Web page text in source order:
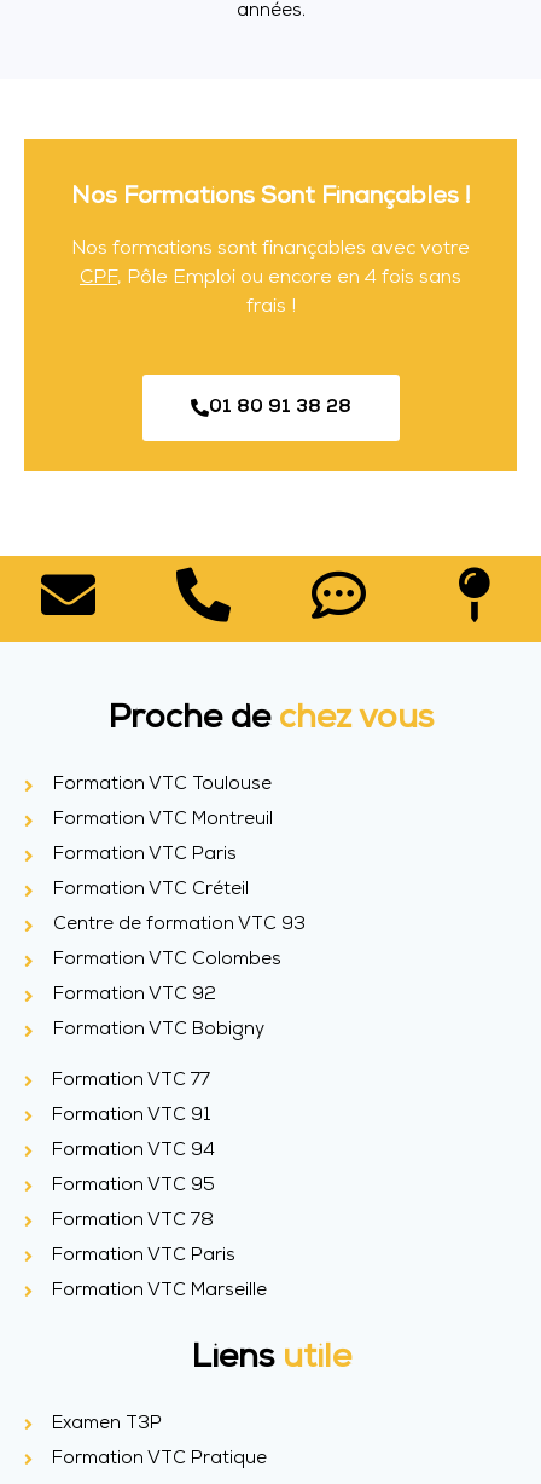
années.
Nos Formations Sont Finançables !
Nos formations sont finançables avec votre
CPF, Pôle Emploi ou encore en 4 fois sans
frais !
01 80 91 38 28
Proche de chez vous
Formation VTC Toulouse
Formation VTC Montreuil
Formation VTC Paris
Formation VTC Créteil
Centre de formation VTC 93
Formation VTC Colombes
Formation VTC 92
Formation VTC Bobigny
Formation VTC 77
Formation VTC 91
Formation VTC 94
Formation VTC 95
Formation VTC 78
Formation VTC Paris
Formation VTC Marseille
Liens utile
Examen T3P
Formation VTC Pratique